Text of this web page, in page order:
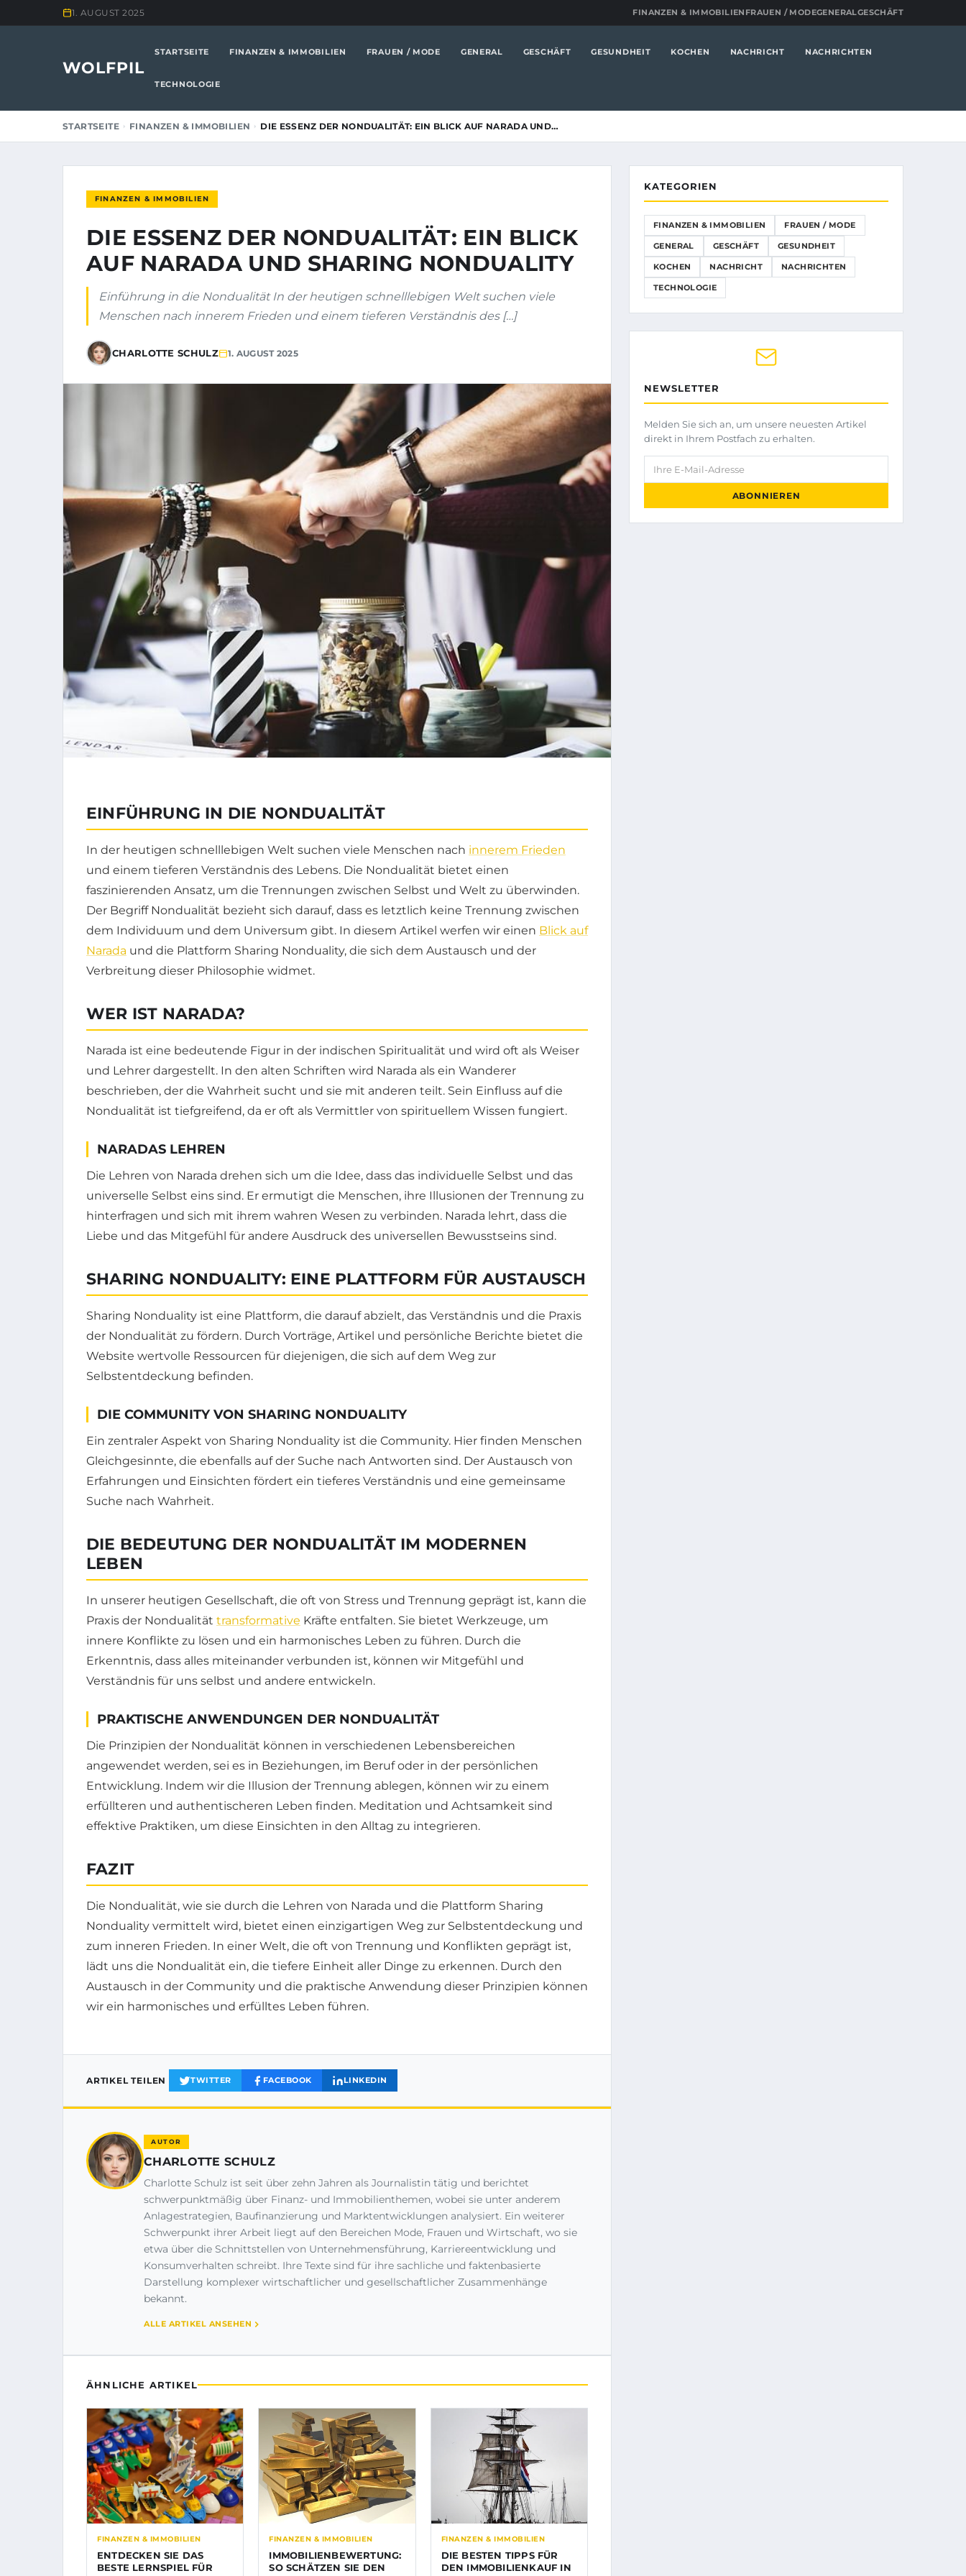
1. AUGUST 2025 FINANZEN & IMMOBILIEN FRAUEN / MODEGENERALGESCHÄFT
WOLFPIL
STARTSEITE FINANZEN & IMMOBILIEN FRAUEN / MODE GENERAL GESCHÄFT GESUNDHEIT KOCHEN NACHRICHT NACHRICHTEN
TECHNOLOGIE
STARTSEITE FINANZEN & IMMOBILIEN DIE ESSENZ DER NONDUALITÄT: EIN BLICK AUF NARADA UND…
FINANZEN & IMMOBILIEN
DIE ESSENZ DER NONDUALITÄT: EIN BLICK
AUF NARADA UND SHARING NONDUALITY
Einführung in die Nondualität In der heutigen schnelllebigen Welt suchen viele
Menschen nach innerem Frieden und einem tieferen Verständnis des […]
CHARLOTTE SCHULZ 1. AUGUST 2025
EINFÜHRUNG IN DIE NONDUALITÄT
In der heutigen schnelllebigen Welt suchen viele Menschen nach innerem Frieden
und einem tieferen Verständnis des Lebens. Die Nondualität bietet einen
faszinierenden Ansatz, um die Trennungen zwischen Selbst und Welt zu überwinden.
Der Begriff Nondualität bezieht sich darauf, dass es letztlich keine Trennung zwischen
dem Individuum und dem Universum gibt. In diesem Artikel werfen wir einen Blick auf
Narada und die Plattform Sharing Nonduality, die sich dem Austausch und der
Verbreitung dieser Philosophie widmet.
WER IST NARADA?
Narada ist eine bedeutende Figur in der indischen Spiritualität und wird oft als Weiser
und Lehrer dargestellt. In den alten Schriften wird Narada als ein Wanderer
beschrieben, der die Wahrheit sucht und sie mit anderen teilt. Sein Einfluss auf die
Nondualität ist tiefgreifend, da er oft als Vermittler von spirituellem Wissen fungiert.
NARADAS LEHREN
Die Lehren von Narada drehen sich um die Idee, dass das individuelle Selbst und das
universelle Selbst eins sind. Er ermutigt die Menschen, ihre Illusionen der Trennung zu
hinterfragen und sich mit ihrem wahren Wesen zu verbinden. Narada lehrt, dass die
Liebe und das Mitgefühl für andere Ausdruck des universellen Bewusstseins sind.
SHARING NONDUALITY: EINE PLATTFORM FÜR AUSTAUSCH
Sharing Nonduality ist eine Plattform, die darauf abzielt, das Verständnis und die Praxis
der Nondualität zu fördern. Durch Vorträge, Artikel und persönliche Berichte bietet die
Website wertvolle Ressourcen für diejenigen, die sich auf dem Weg zur
Selbstentdeckung befinden.
DIE COMMUNITY VON SHARING NONDUALITY
Ein zentraler Aspekt von Sharing Nonduality ist die Community. Hier finden Menschen
Gleichgesinnte, die ebenfalls auf der Suche nach Antworten sind. Der Austausch von
Erfahrungen und Einsichten fördert ein tieferes Verständnis und eine gemeinsame
Suche nach Wahrheit.
DIE BEDEUTUNG DER NONDUALITÄT IM MODERNEN
LEBEN
In unserer heutigen Gesellschaft, die oft von Stress und Trennung geprägt ist, kann die
Praxis der Nondualität transformative Kräfte entfalten. Sie bietet Werkzeuge, um
innere Konflikte zu lösen und ein harmonisches Leben zu führen. Durch die
Erkenntnis, dass alles miteinander verbunden ist, können wir Mitgefühl und
Verständnis für uns selbst und andere entwickeln.
PRAKTISCHE ANWENDUNGEN DER NONDUALITÄT
Die Prinzipien der Nondualität können in verschiedenen Lebensbereichen
angewendet werden, sei es in Beziehungen, im Beruf oder in der persönlichen
Entwicklung. Indem wir die Illusion der Trennung ablegen, können wir zu einem
erfüllteren und authentischeren Leben finden. Meditation und Achtsamkeit sind
effektive Praktiken, um diese Einsichten in den Alltag zu integrieren.
FAZIT
Die Nondualität, wie sie durch die Lehren von Narada und die Plattform Sharing
Nonduality vermittelt wird, bietet einen einzigartigen Weg zur Selbstentdeckung und
zum inneren Frieden. In einer Welt, die oft von Trennung und Konflikten geprägt ist,
lädt uns die Nondualität ein, die tiefere Einheit aller Dinge zu erkennen. Durch den
Austausch in der Community und die praktische Anwendung dieser Prinzipien können
wir ein harmonisches und erfülltes Leben führen.
ARTIKEL TEILEN TWITTER FACEBOOK LINKEDIN
AUTOR
CHARLOTTE SCHULZ
Charlotte Schulz ist seit über zehn Jahren als Journalistin tätig und berichtet
schwerpunktmäßig über Finanz- und Immobilienthemen, wobei sie unter anderem
Anlagestrategien, Baufinanzierung und Marktentwicklungen analysiert. Ein weiterer
Schwerpunkt ihrer Arbeit liegt auf den Bereichen Mode, Frauen und Wirtschaft, wo sie
etwa über die Schnittstellen von Unternehmensführung, Karriereentwicklung und
Konsumverhalten schreibt. Ihre Texte sind für ihre sachliche und faktenbasierte
Darstellung komplexer wirtschaftlicher und gesellschaftlicher Zusammenhänge
bekannt.
ALLE ARTIKEL ANSEHEN
ÄHNLICHE ARTIKEL
FINANZEN & IMMOBILIEN
ENTDECKEN SIE DAS
BESTE LERNSPIEL FÜR
FINANZEN & IMMOBILIEN
IMMOBILIENBEWERTUNG:
SO SCHÄTZEN SIE DEN
FINANZEN & IMMOBILIEN
DIE BESTEN TIPPS FÜR
DEN IMMOBILIENKAUF IN
KATEGORIEN
FINANZEN & IMMOBILIEN FRAUEN / MODE
GENERAL GESCHÄFT GESUNDHEIT
KOCHEN NACHRICHT NACHRICHTEN
TECHNOLOGIE
NEWSLETTER
Melden Sie sich an, um unsere neuesten Artikel
direkt in Ihrem Postfach zu erhalten.
Ihre E-Mail-Adresse
ABONNIEREN